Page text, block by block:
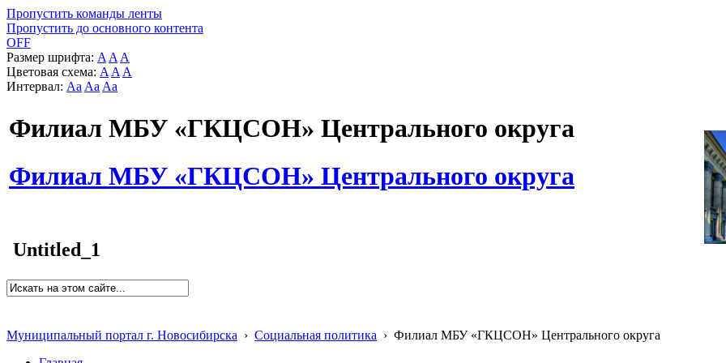
Пропустить команды ленты
Пропустить до основного контента
OFF
Размер шрифта: A A A
Цветовая схема: A A A
Интервал: Aa Aa Aa
Филиал МБУ «ГКЦСОН» Центрального округа
Филиал МБУ «ГКЦСОН» Центрального округа
Untitled_1
Муниципальный портал г. Новосибирска › Социальная политика › Филиал МБУ «ГКЦСОН» Центрального округа